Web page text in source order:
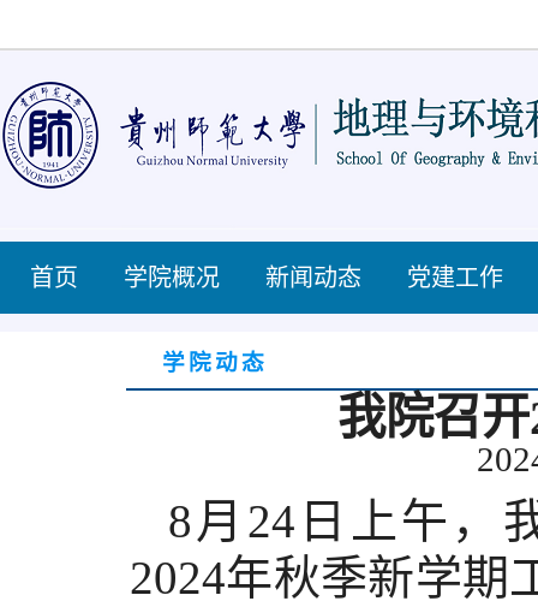
首页 学院概况 新闻动态 党建工作
学院动态
我院召
8 月 24 日 上 午，
2024年秋季新学期